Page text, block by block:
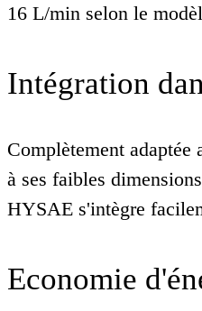
16 L/min selon le
Intégration
Complètement adaptée
à ses faibles
HYSAE s'intègre
Economie